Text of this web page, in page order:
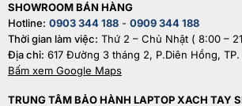
SHOWROOM BÁN HÀNG
Hotline: 0903 344 188 - 0909 344 188
Thời gian làm việc: Thứ 2 – Chủ Nhật ( 8:00 –
Địa chỉ: 617 Đường 3 tháng 2, P.Diên Hồng, TP.
Bấm xem Google Maps
TRUNG TÂM BẢO HÀNH LAPTOP XACH TAY